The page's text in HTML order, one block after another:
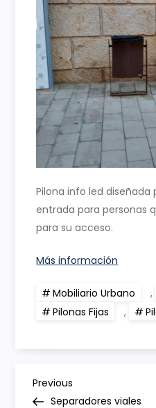
Pilona info led
entrada para personas
para su acceso.
Más información
Mobiliario Urbano ,
Pilonas Fijas
,
N
Previous
Post
Previous
Separadores viales